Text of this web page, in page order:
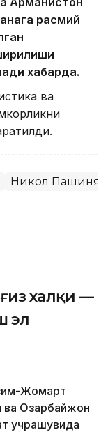
расмий
хабарда.
ва
Никол Пашинян
халқи —
эл
Жомарт
ва Озарбайжон
учрашувида